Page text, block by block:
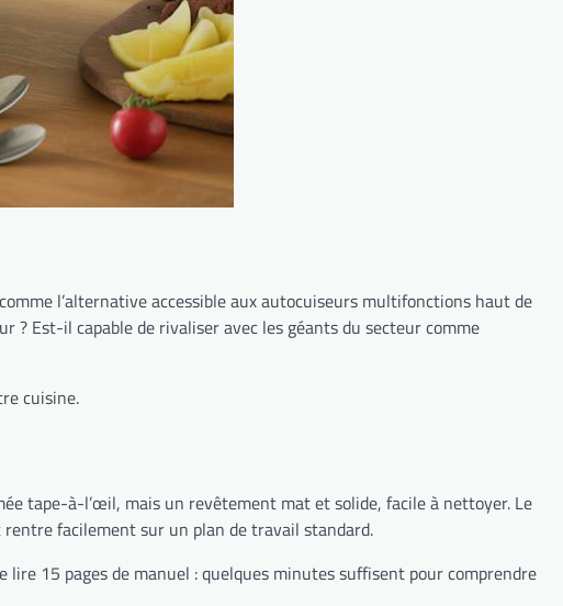
l’alternative accessible aux autocuiseurs multifonctions haut de
? Est-il capable de rivaliser avec les géants du secteur comme
cuisine.
tape-à-l’œil, mais un revêtement mat et solide, facile à nettoyer. Le
facilement sur un plan de travail standard.
15 pages de manuel : quelques minutes suffisent pour comprendre